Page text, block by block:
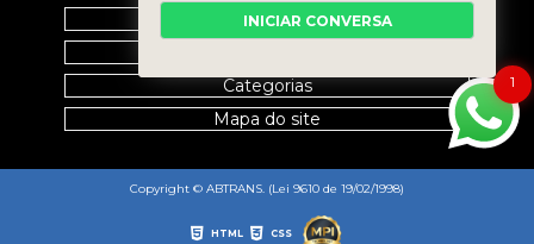
Galeria
Categorias
Mapa do site
Copyright © ABTRANS. (Lei 9610 de 19/02/1998)
HTML CSS
1
INICIAR CONVERSA